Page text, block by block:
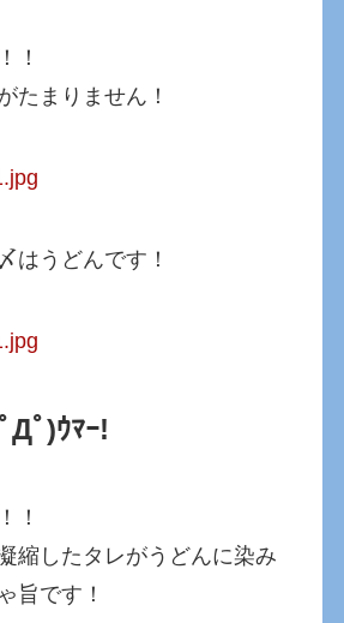
！
たまりません！
はうどんです！
Дﾟ)ｳﾏｰ!
！
縮したタレがうどんに染み
旨です！